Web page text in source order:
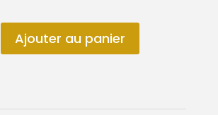
Ajouter au panier